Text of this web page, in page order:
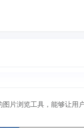
图片浏览工具，能够让用